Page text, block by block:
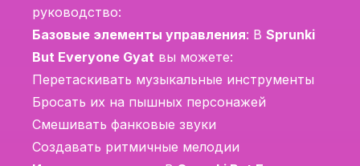
руководство:
Базовые элементы управления: В Sprunki
But Everyone Gyat вы можете:
Перетаскивать музыкальные инструменты
Бросать их на пышных персонажей
Смешивать фанковые звуки
Создавать ритмичные мелодии